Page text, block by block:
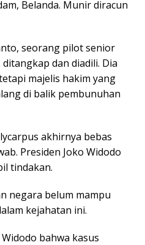
Belanda. Munir diracun
seorang pilot senior
dan diadili. Dia
majelis hakim yang
di balik pembunuhan
akhirnya bebas
Presiden Joko Widodo
tindakan.
negara belum mampu
kejahatan ini.
bahwa kasus